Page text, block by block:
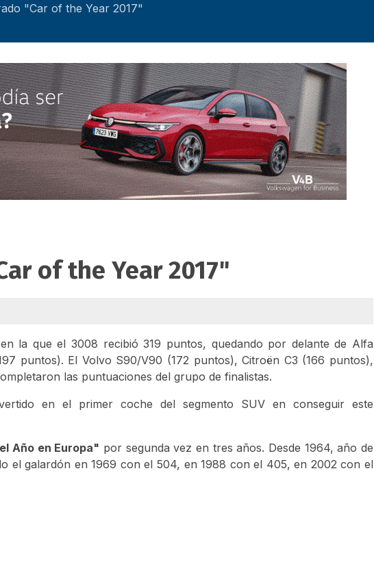
"Car of the Year 2017"
of the Year 2017"
la que el 3008 recibió 319 puntos, quedando por delante de Alfa
puntos). El Volvo S90/V90 (172 puntos), Citroën C3 (166 puntos),
las puntuaciones del grupo de finalistas.
en el primer coche del segmento SUV en conseguir este
Año en Europa" por segunda vez en tres años. Desde 1964, año de
el galardón en 1969 con el 504, en 1988 con el 405, en 2002 con el